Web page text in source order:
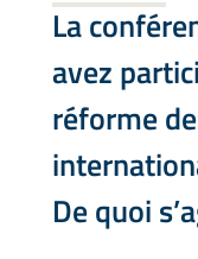
La
avez
réforme
De quoi